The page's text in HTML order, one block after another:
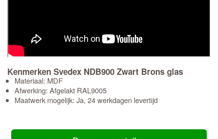
Kenmerken Svedex NDB900 Zwart Brons glas
Materiaal: MDF
Afwerking: Afgelakt RAL9005
Maatwerk mogelijk: Ja, 24 werkdagen levertijd